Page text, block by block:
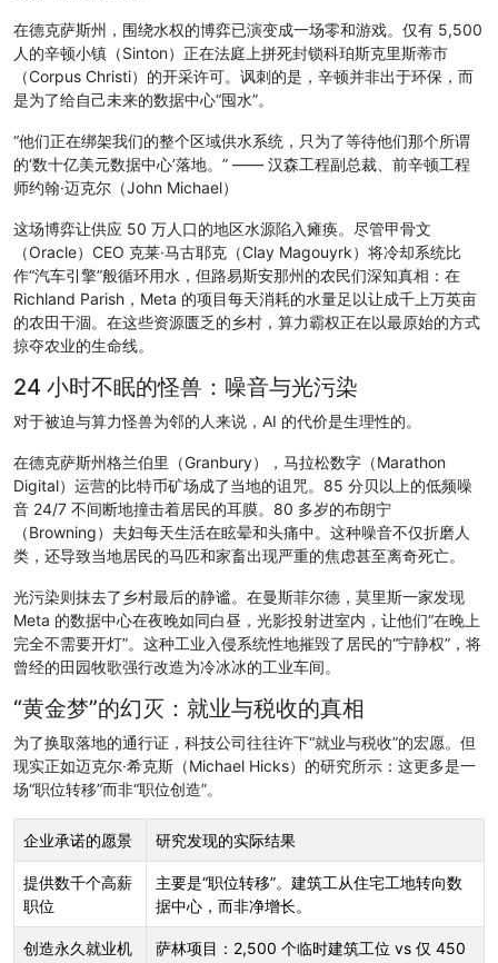
在德克萨斯州，围绕水权的博弈已演变成一场零和游戏。仅有 5,500
人的辛顿小镇（Sinton）正在法庭上拼死封锁科珀斯克里斯蒂市
（Corpus Christi）的开采许可。讽刺的是，辛顿并非出于环保，而
是为了给自己未来的数据中心“囤水”。
“他们正在绑架我们的整个区域供水系统，只为了等待他们那个所谓
的‘数十亿美元数据中心’落地。” —— 汉森工程副总裁、前辛顿工程
师约翰·迈克尔（John Michael）
这场博弈让供应 50 万人口的地区水源陷入瘫痪。尽管甲骨文
（Oracle）CEO 克莱·马古耶克（Clay Magouyrk）将冷却系统比
作“汽车引擎”般循环用水，但路易斯安那州的农民们深知真相：在
Richland Parish，Meta 的项目每天消耗的水量足以让成千上万英亩
的农田干涸。在这些资源匮乏的乡村，算力霸权正在以最原始的方式
掠夺农业的生命线。
24 小时不眠的怪兽：噪音与光污染
对于被迫与算力怪兽为邻的人来说，AI 的代价是生理性的。
在德克萨斯州格兰伯里（Granbury），马拉松数字（Marathon
Digital）运营的比特币矿场成了当地的诅咒。85 分贝以上的低频噪
音 24/7 不间断地撞击着居民的耳膜。80 多岁的布朗宁
（Browning）夫妇每天生活在眩晕和头痛中。这种噪音不仅折磨人
类，还导致当地居民的马匹和家畜出现严重的焦虑甚至离奇死亡。
光污染则抹去了乡村最后的静谧。在曼斯菲尔德，莫里斯一家发现
Meta 的数据中心在夜晚如同白昼，光影投射进室内，让他们“在晚上
完全不需要开灯”。这种工业入侵系统性地摧毁了居民的“宁静权”，将
曾经的田园牧歌强行改造为冷冰冰的工业车间。
“黄金梦”的幻灭：就业与税收的真相
为了换取落地的通行证，科技公司往往许下“就业与税收”的宏愿。但
现实正如迈克尔·希克斯（Michael Hicks）的研究所示：这更多是一
场“职位转移”而非“职位创造”。
企业承诺的愿景 研究发现的实际结果
提供数千个高薪
职位
主要是“职位转移”。建筑工从住宅工地转向数
据中心，而非净增长。
创造永久就业机
萨林项目：2,500 个临时建筑工位 vs 仅 450